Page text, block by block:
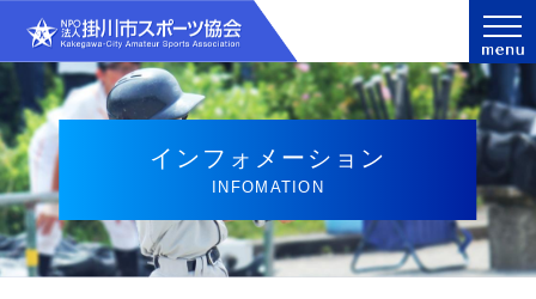
インフォメーション
INFOMATION